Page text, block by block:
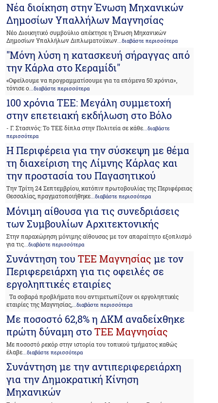
Νέα διοίκηση στην Ένωση Μηχανικών
Δημοσίων Υπαλλήλων Μαγνησίας
Νέο Διοικητικό συμβούλιο απέκτησε η Ένωση Μηχανικών
Δημοσίων Υπαλλήλων Διπλωματούχων ...διαβάστε περισσότερα
"Μόνη λύση η κατασκευή σήραγγας από
την Κάρλα στο Κεραμίδι"
«Οφείλουμε να προγραμματίσουμε για τα επόμενα 50 χρόνια»,
τόνισε ο...διαβάστε περισσότερα
100 χρόνια ΤΕΕ: Μεγάλη συμμετοχή
στην επετειακή εκδήλωση στο Βόλο
- Γ. Στασινός: Το ΤΕΕ δίπλα στην Πολιτεία σε κάθε...διαβάστε
περισσότερα
Η Περιφέρεια για την σύσκεψη με θέμα
τη διαχείριση της Λίμνης Κάρλας και
την προστασία του Παγασητικού
Την Τρίτη 24 Σεπτεμβρίου, κατόπιν πρωτοβουλίας της Περιφέρειας
Θεσσαλίας, πραγματοποιήθηκε...διαβάστε περισσότερα
Μόνιμη αίθουσα για τις συνεδριάσεις
των Συμβουλίων Αρχιτεκτονικής
Στην παραχώρηση μόνιμης αίθουσας με τον απαραίτητο εξοπλισμό
για τις ...διαβάστε περισσότερα
Συνάντηση τουΤΕΕ Μαγνησίας με τον
Περιφερειάρχη για τις οφειλές σε
εργοληπτικές εταιρίες
Τα σοβαρά προβλήματα που αντιμετωπίζουν οι εργοληπτικές
εταιρίες της Μαγνησίας,...διαβάστε περισσότερα
Με ποσοστό 62,8% η ΔΚΜ αναδείχθηκε
πρώτη δύναμη στοΤΕΕ Μαγνησίας
Με ποσοστό ρεκόρ στην ιστορία του τοπικού τμήματος καθώς
έλαβε...διαβάστε περισσότερα
Συνάντηση με την αντιπεριφερειάρχη
για την Δημοκρατική Κίνηση
Μηχανικών